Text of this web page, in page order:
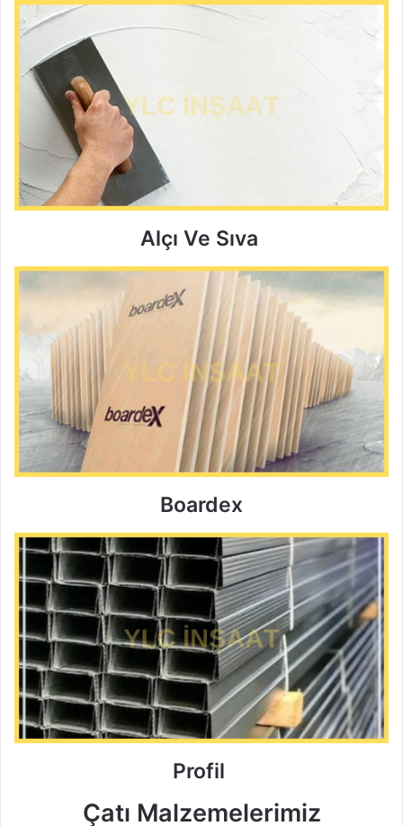
Alçı Ve Sıva
Boardex
Profil
Çatı Malzemelerimiz